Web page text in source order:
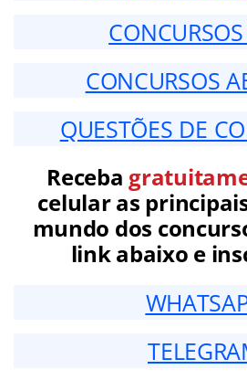
CONCURSOS
QUESTÕES DE
Receba
celular as
mundo dos
link abaixo e